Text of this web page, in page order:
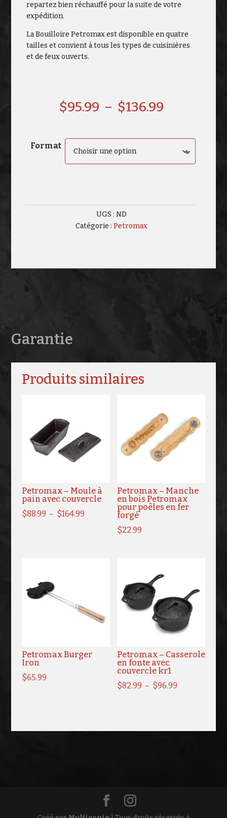
repartez bien réchauffé pour la suite de votre
expédition.
La Bouilloire Petromax est disponible en quatre
tailles et convient à tous les types de cuisinières
et de feux ouverts.
$95.99 – $136.99Plage
$95.99
$136.99
Format
UGS : ND
Catégorie : Petromax
Garantie
Produits similaires
Petromax – Moule à
pain avec couvercle
$88.99 – $164.99Plage
Petromax – Manche
en bois Petromax
pour poêles en fer
forgé
$22.99
Petromax Burger
Iron
$65.99
Petromax – Casserole
en fonte avec
couvercle kr1
$82.99 – $96.99